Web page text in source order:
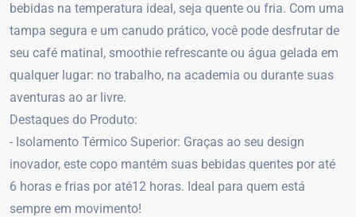
bebidas na temperatura ideal, seja quente ou fria. Com uma
tampa segura e um canudo prático, você pode desfrutar de
seu café matinal, smoothie refrescante ou água gelada em
qualquer lugar: no trabalho, na academia ou durante suas
aventuras ao ar livre.
Destaques do Produto:
- Isolamento Térmico Superior: Graças ao seu design
inovador, este copo mantém suas bebidas quentes por até
6 horas e frias por até12 horas. Ideal para quem está
sempre em movimento!